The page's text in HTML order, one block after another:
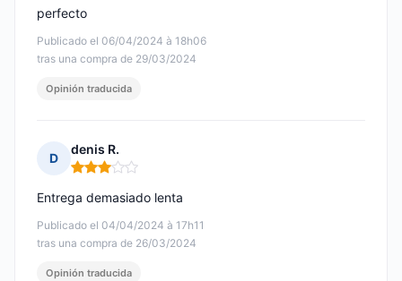
Publicado el 06/04/2024 à 18h06
tras una compra de 29/03/2024
perfecto
Opinión traducida
D
denis R.
Nota: 3 de 5
Publicado el 04/04/2024 à 17h11
tras una compra de 26/03/2024
Entrega demasiado lenta
Opinión traducida